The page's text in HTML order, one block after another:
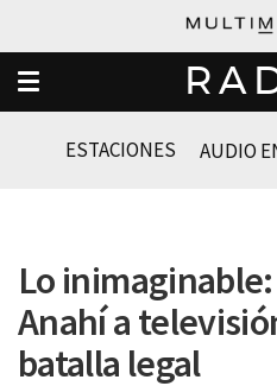
ESTACIONES AUDIO
Lo
Anahí a
batalla legal